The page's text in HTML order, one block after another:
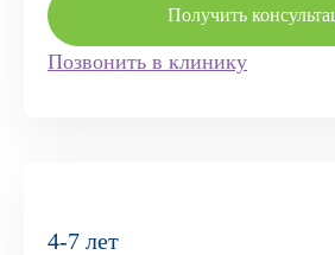
Получить
Позвонить в клинику
4-7 лет